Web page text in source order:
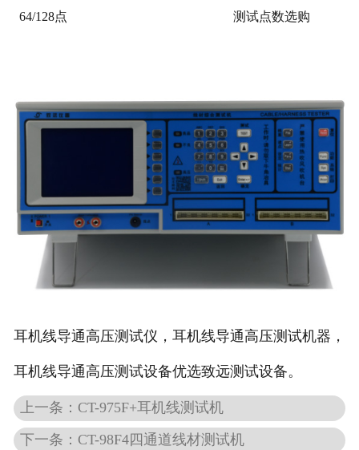
64/128点 测试点数选购
耳机线导通高压测试仪，耳机线导通高压测试机器，
耳机线导通高压测试设备优选致远测试设备。
上一条：CT-975F+耳机线测试机
下一条：CT-98F4四通道线材测试机